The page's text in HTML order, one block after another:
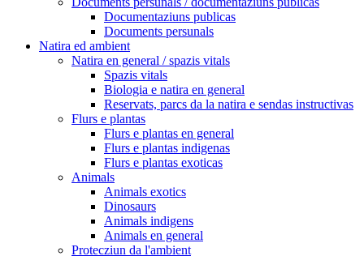
Documentaziuns publicas
Documents persunals
Natira ed ambient
Natira en general / spazis vitals
Spazis vitals
Biologia e natira en general
Reservats, parcs da la natira e sendas instructivas
Flurs e plantas
Flurs e plantas en general
Flurs e plantas indigenas
Flurs e plantas exoticas
Animals
Animals exotics
Dinosaurs
Animals indigens
Animals en general
Protecziun da l'ambient